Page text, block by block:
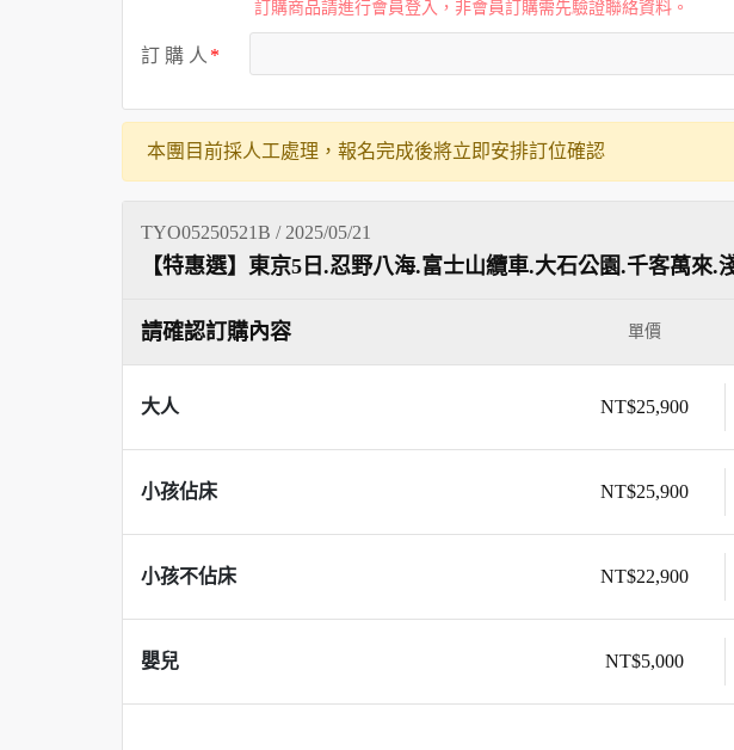
訂購商品請進行會員登入，非會員訂購需先驗證聯絡資料。
訂 購 人
本團目前採人工處理，報名完成後將立即安排訂位確認
TYO05250521B / 2025/05/21
【特惠選】東京5日.忍野八海.富士山纜車.大石公園.千客萬來.
請確認訂購內容 單價
大人 NT$25,900
小孩佔床 NT$25,900
小孩不佔床 NT$22,900
嬰兒 NT$5,000